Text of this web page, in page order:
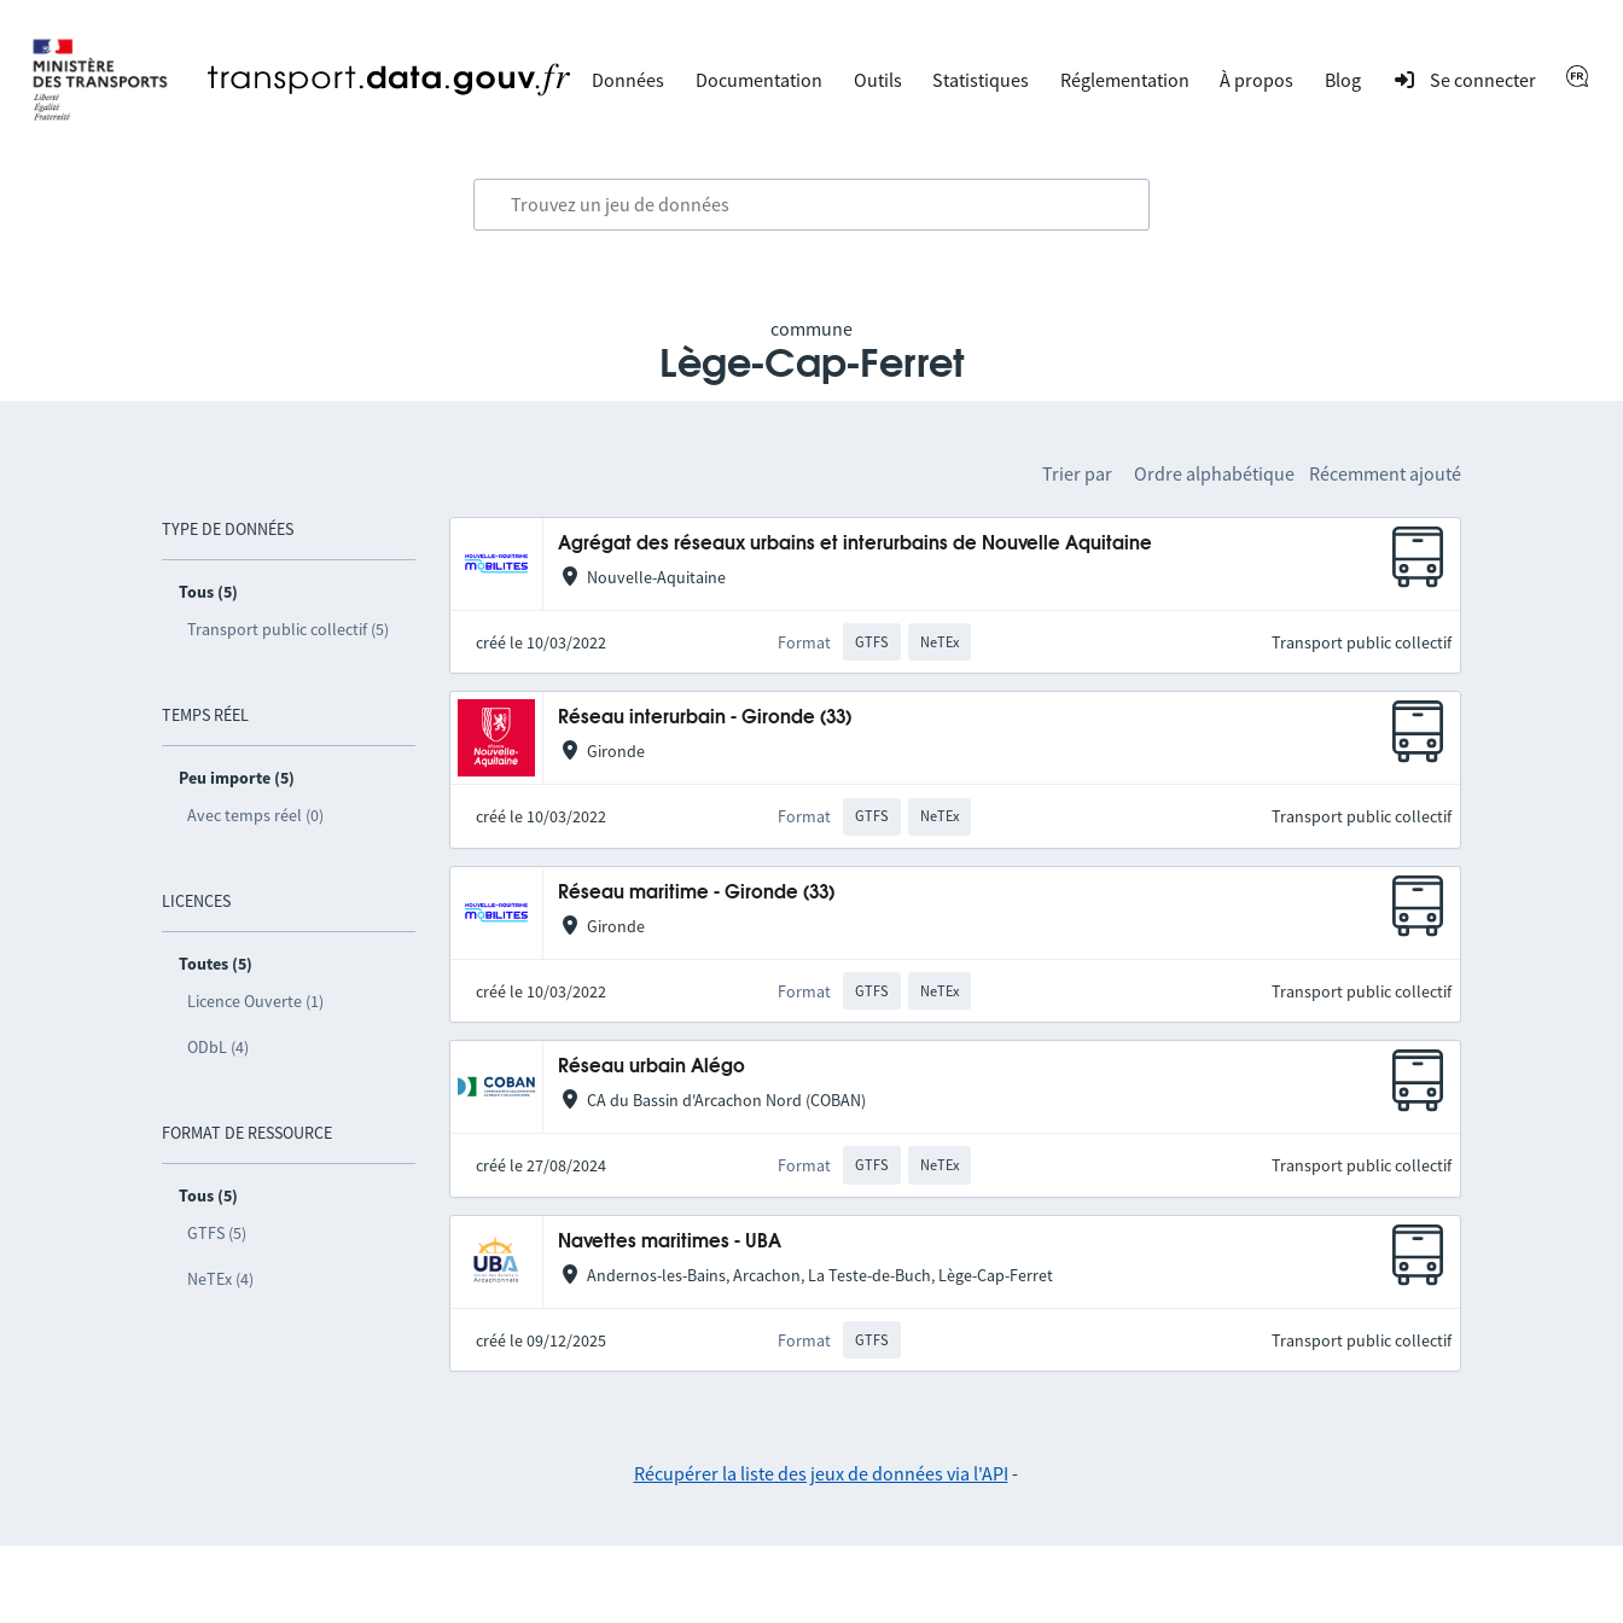
Données Documentation Outils Statistiques Réglementation À propos Blog Se connecter
commune
Lège-Cap-Ferret
TYPE DE DONNÉES
Tous (5)
Transport public collectif (5)
TEMPS RÉEL
Peu importe (5)
Avec temps réel (0)
LICENCES
Toutes (5)
Licence Ouverte (1)
ODbL (4)
FORMAT DE RESSOURCE
Tous (5)
GTFS (5)
NeTEx (4)
Trier par Ordre alphabétique Récemment ajouté
Agrégat des réseaux urbains et interurbains de Nouvelle Aquitaine
Nouvelle-Aquitaine
créé le 10/03/2022 Format GTFS NeTEx Transport public collectif
Réseau interurbain - Gironde (33)
Gironde
créé le 10/03/2022 Format GTFS NeTEx Transport public collectif
Réseau maritime - Gironde (33)
Gironde
créé le 10/03/2022 Format GTFS NeTEx Transport public collectif
Réseau urbain Alégo
CA du Bassin d'Arcachon Nord (COBAN)
créé le 27/08/2024 Format GTFS NeTEx Transport public collectif
Navettes maritimes - UBA
Andernos-les-Bains, Arcachon, La Teste-de-Buch, Lège-Cap-Ferret
créé le 09/12/2025 Format GTFS Transport public collectif
Récupérer la liste des jeux de données via l'API -